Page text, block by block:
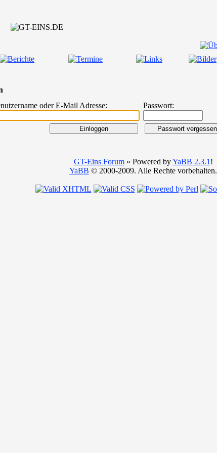
oder E-Mail Adresse:
Passwort:
GT-Eins Forum» Powered byYaBB 2.3.1 !
YaBB © 2000-2009. Alle Rechte vorbehalten.